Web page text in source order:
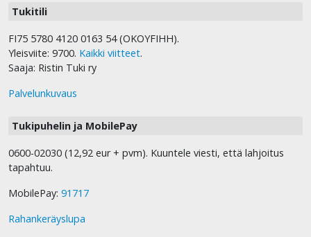
Tukitili
FI75 5780 4120 0163 54 (OKOYFIHH).
Yleisviite: 9700. Kaikki viitteet.
Saaja: Ristin Tuki ry
Palvelunkuvaus
Tukipuhelin ja MobilePay
0600-02030 (12,92 eur + pvm). Kuuntele viesti, että lahjoitus
tapahtuu.
MobilePay: 91717
Rahankeräyslupa